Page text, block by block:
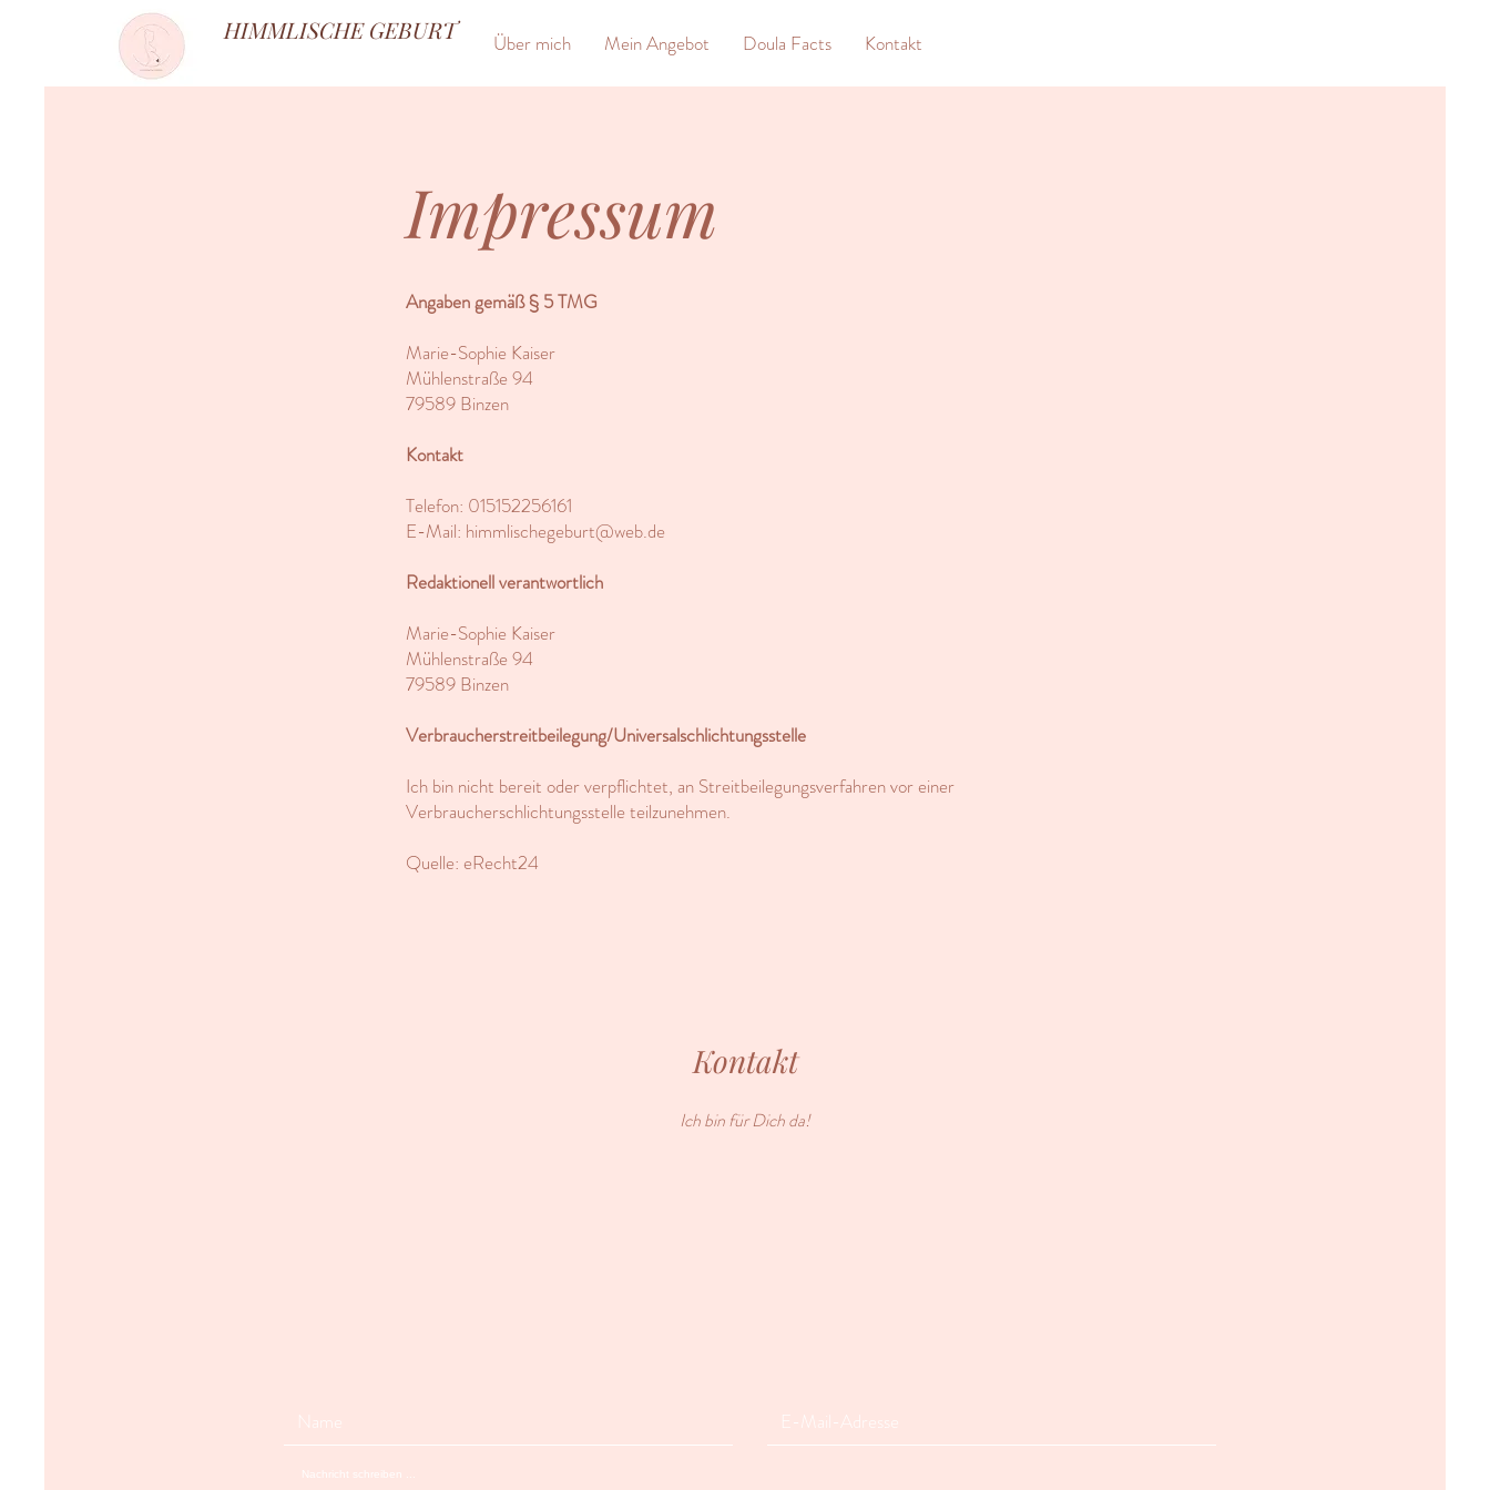
HIMMLISCHE GEBURT Über mich Mein Angebot Doula Facts Kontakt
Impressum
Angaben gemäß § 5 TMG
Marie-Sophie Kaiser
Mühlenstraße 94
79589 Binzen
Kontakt
Telefon: 015152256161
E-Mail: himmlischegeburt@web.de
Redaktionell verantwortlich
Marie-Sophie Kaiser
Mühlenstraße 94
79589 Binzen
Verbraucherstreitbeilegung/Universalschlichtungsstelle
Ich bin nicht bereit oder verpflichtet, an Streitbeilegungsverfahren vor einer
Verbraucherschlichtungsstelle teilzunehmen.
Quelle: eRecht24
Kontakt
Ich bin für Dich da!